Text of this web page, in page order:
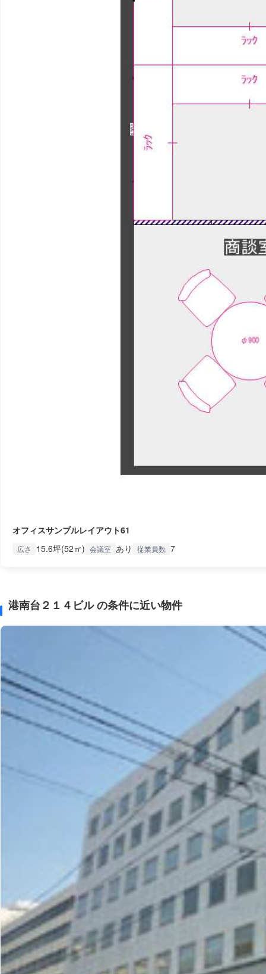
オフィスサンプルレイアウト61
広さ 15.6坪(52㎡) 会議室 あり 従業員数 7
港南台２１４ビル の条件に近い物件